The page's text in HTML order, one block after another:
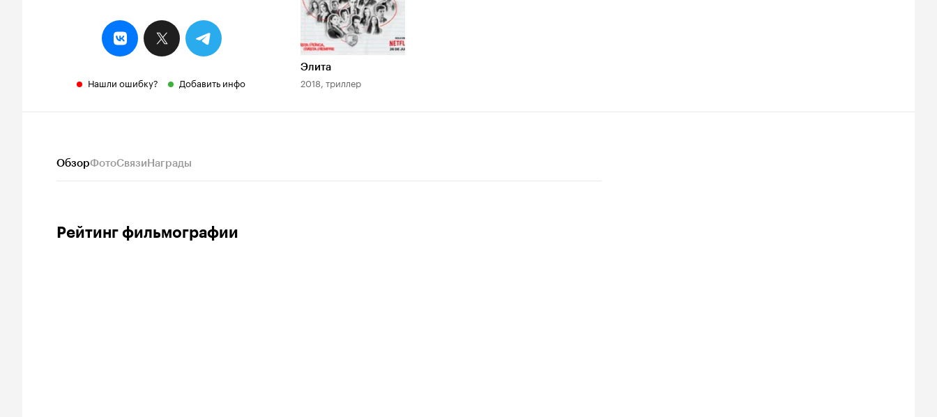
Нашли ошибку? Добавить инфо
Элита
2018, триллер
ОбзорФотоСвязиНаграды
Рейтинг фильмографии